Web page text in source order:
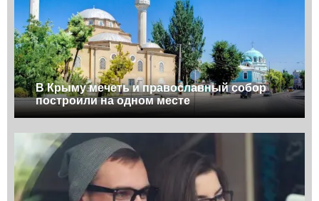
В Крыму мечеть и православный собор
построили на одном месте